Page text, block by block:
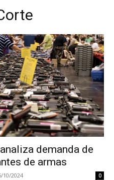
demanda de
de armas
10/2024 0